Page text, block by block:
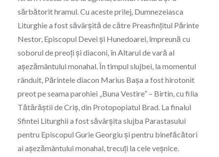
sărbătorit hramul. Cu aceste prilej, Dumnezeiasca
Liturghie a fost săvârșită de către Preasfințitul Părinte
Nestor, Episcopul Devei și Hunedoarei, împreună cu
soborul de preoți și diaconi, în Altarul de vară al
așezământului monahal. În timpul slujbei, la momentul
rânduit, Părintele diacon Marius Bașa a fost hirotonit
preot pe seama parohiei „Buna Vestire” – Birtin, cu filia
Tătărăștii de Criș, din Protopopiatul Brad. La finalul
Sfintei Liturghii a fost săvârșita slujba Parastasului
pentru Episcopul Gurie Georgiu și pentru binefăcători
ai așezământului monahal, trecuți la cele veșnice.